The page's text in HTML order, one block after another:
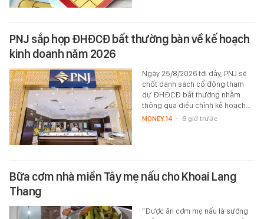
PNJ sắp họp ĐHĐCĐ bất thường bàn về kế hoạch
kinh doanh năm 2026
Ngày 25/8/2026 tới đây, PNJ sẽ
chốt danh sách cổ đông tham
dự ĐHĐCĐ bất thường nhằm
thông qua điều chỉnh kế hoạch…
MONEY.14 - 6 giờ trước
Bữa cơm nhà miền Tây mẹ nấu cho Khoai Lang
Thang
“Được ăn cơm mẹ nấu là sướng